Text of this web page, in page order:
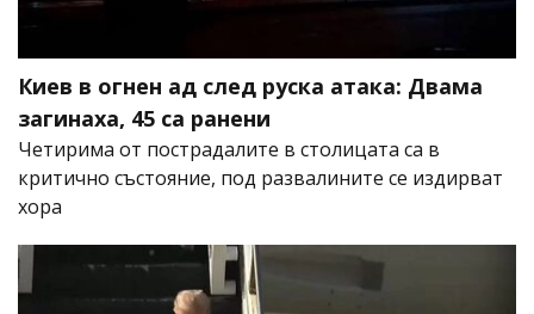
Киев в огнен ад след руска атака: Двама
загинаха, 45 са ранени
Четирима от пострадалите в столицата са в
критично състояние, под развалините се издирват
хора